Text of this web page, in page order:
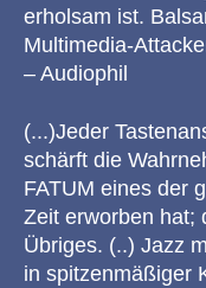
erholsam ist.
Multimedia-
– Audiophil
(...)Jeder
schärft die
FATUM eines der
Zeit erworben hat;
Übriges. (..) Jazz
in spitzenmäßiger